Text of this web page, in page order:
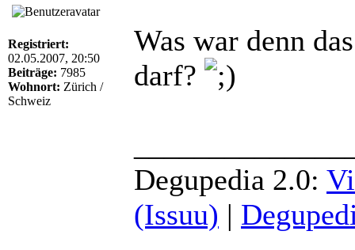
Registriert:
02.05.2007, 20:50
Beiträge: 7985
Wohnort: Zürich /
Schweiz
Was war denn
darf?
Degupedia 2.0:
(Issuu) |